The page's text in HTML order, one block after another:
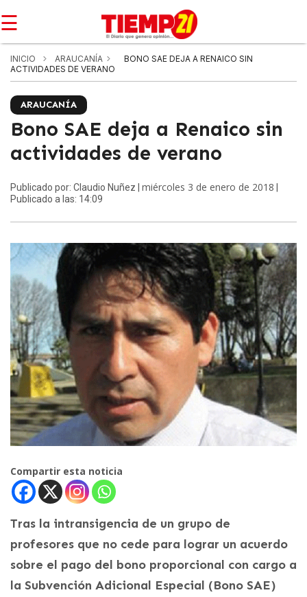
☰
INICIO ARAUCANÍA
BONO SAE DEJA A RENAICO SIN
ACTIVIDADES DE VERANO
ARAUCANÍA
Bono SAE deja a Renaico sin
actividades de verano
Publicado por: Claudio Nuñez | miércoles 3 de enero de 2018
Publicado a las: 14:09
Compartir esta noticia
Tras la intransigencia de un grupo de
profesores que no cede para lograr un acuerdo
sobre el pago del bono proporcional con cargo a
la Subvención Adicional Especial (Bono SAE)